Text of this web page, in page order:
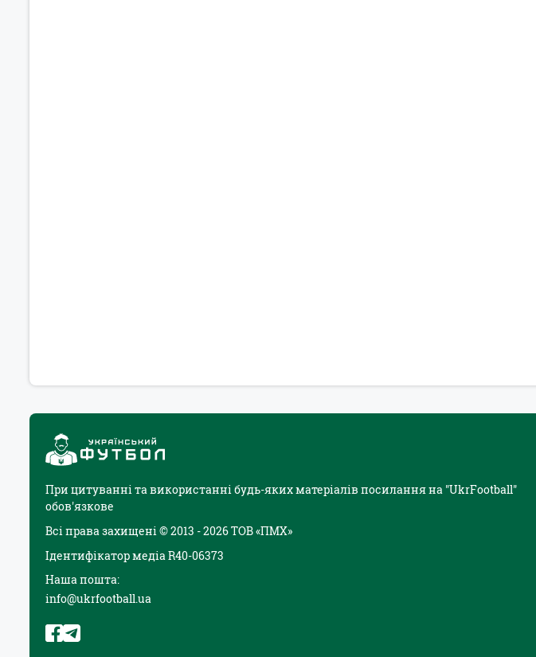
При цитуванні та використанні будь-яких матеріалів посилання на "UkrFootball"
обов'язкове
Всі права захищені © 2013 - 2026 ТОВ «ПМХ»
Ідентифікатор медіа R40-06373
Наша пошта:
info@ukrfootball.ua